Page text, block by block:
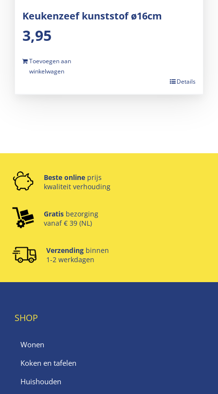
Keukenzeef kunststof ø16cm
3,95
Toevoegen aan
winkelwagen
Details
Beste online prijs
kwaliteit verhouding
Gratis bezorging
vanaf € 39 (NL)
Verzending binnen
1-2 werkdagen
SHOP
Wonen
Koken en tafelen
Huishouden